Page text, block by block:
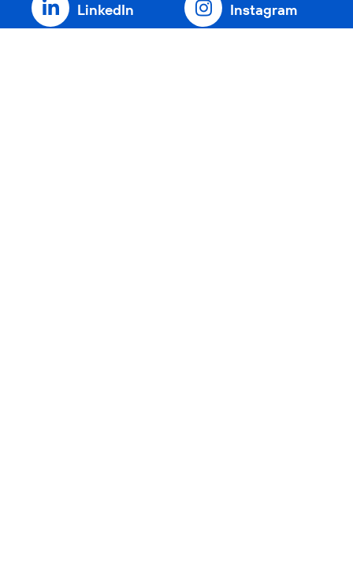
LinkedIn Instagram